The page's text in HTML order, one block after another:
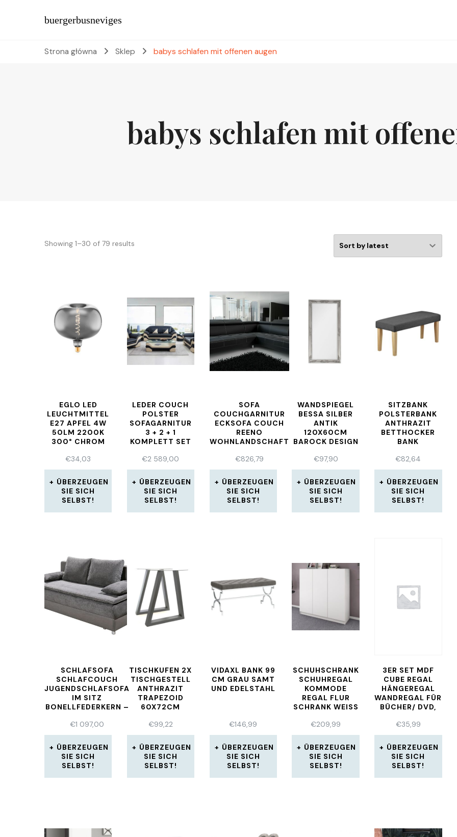
buergerbusneviges
Strona główna Sklep babys schlafen mit offenen augen
babys schlafen mit
Showing 1–30 of 79 results
EGLO LED
LEUCHTMITTEL
E27 APFEL 4W
50LM 2200K
300° CHROM
220X220MM
€34,03
ÜBERZEUGEN
SIE SICH
SELBST!
LEDER COUCH
POLSTER
SOFAGARNITUR
3 + 2 + 1
KOMPLETT SET
COUCHEN NEU
€2 589,00
ÜBERZEUGEN
SIE SICH
SELBST!
SOFA
COUCHGARNITUR
ECKSOFA COUCH
REENO
WOHNLANDSCHAFT
ANGEBOT NEU
€826,79
ÜBERZEUGEN
SIE SICH
SELBST!
WANDSPIEGEL
BESSA SILBER
ANTIK
120X60CM
BAROCK DESIGN
POMPÖS
HOLZRAHMEN
€97,90
ÜBERZEUGEN
SIE SICH
SELBST!
SITZBANK
POLSTERBANK
ANTHRAZIT
BETTHOCKER
BANK
103 CM 1912
€82,64
ÜBERZEUGEN
SIE SICH
SELBST!
SCHLAFSOFA
SCHLAFCOUCH
JUGENDSCHLAFSOFA
IM SITZ
BONELLFEDERKERN –
€1 097,00
ÜBERZEUGEN
SIE SICH
SELBST!
TISCHKUFEN 2X
TISCHGESTELL
ANTHRAZIT
TRAPEZOID
60X72CM
MÖBELKUFEN
€99,22
ÜBERZEUGEN
SIE SICH
SELBST!
VIDAXL BANK 99
CM GRAU SAMT
UND EDELSTAHL
€146,99
ÜBERZEUGEN
SIE SICH
SELBST!
SCHUHSCHRANK
SCHUHREGAL
KOMMODE
REGAL FLUR
SCHRANK WEISS –
€209,99
ÜBERZEUGEN
SIE SICH
SELBST!
3ER SET MDF
CUBE REGAL
HÄNGEREGAL
WANDREGAL FÜR
BÜCHER/ DVD,
€35,99
ÜBERZEUGEN
SIE SICH
SELBST!